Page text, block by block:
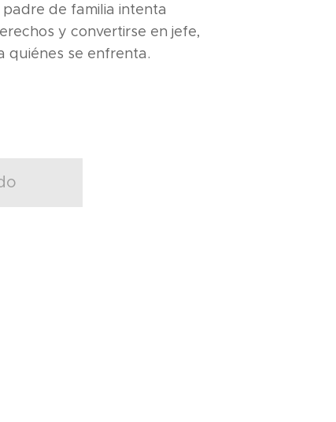
padre de familia intenta
y convertirse en jefe,
quiénes se enfrenta.